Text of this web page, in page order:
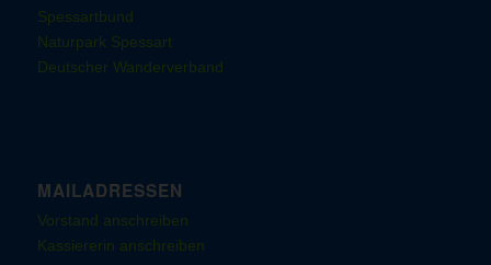
Spessartbund
Naturpark Spessart
Deutscher Wanderverband
MAILADRESSEN
Vorstand anschreiben
Kassiererin anschreiben